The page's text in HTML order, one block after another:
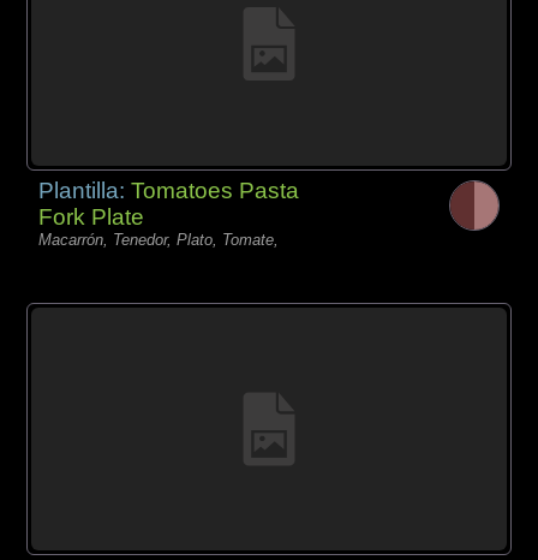
Plantilla:Tomatoes Pasta
Fork Plate
Macarrón, Tenedor, Plato, Tomate,